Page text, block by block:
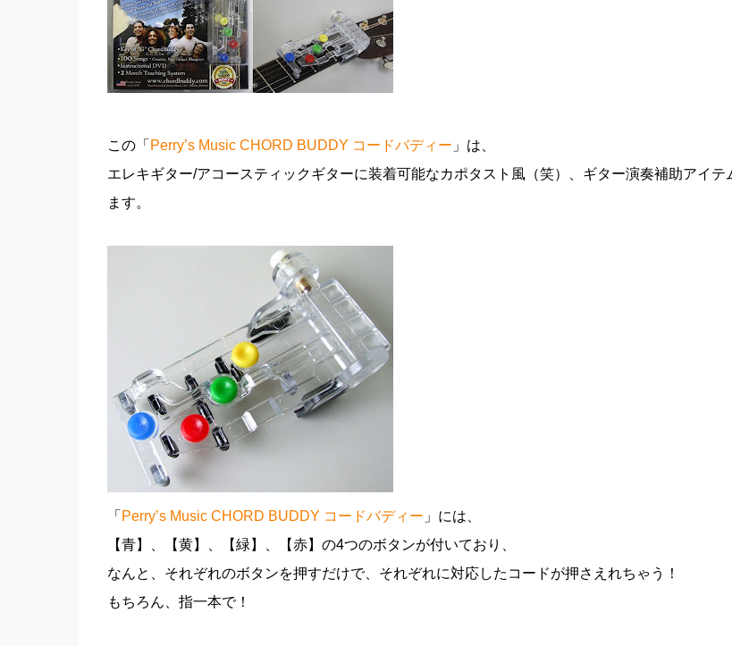
この「 Perry’s Music CHORD BUDDY コードバディー 」は、
エレキギター/アコースティックギターに装着可能なカポタスト風（笑）、ギター演奏補助アイテ
ます。
「 Perry’s Music CHORD BUDDY コードバディー 」には、
【青】、【黄】、【緑】、【赤】の4つのボタンが付いており、
なんと、それぞれのボタンを押すだけで、それぞれに対応したコードが押さえれちゃう！
もちろん、指一本で！